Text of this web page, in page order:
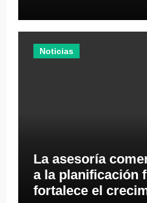
Noticias
La asesoría
a la planificación
fortalece el